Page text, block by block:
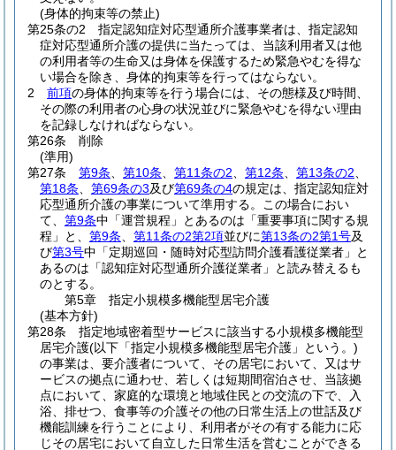
(身体的拘束等の禁止)
第25条の2
指定認知症対応型通所介護事業者は、指定認知
症対応型通所介護の提供に当たっては、当該利用者又は他
の利用者等の生命又は身体を保護するため緊急やむを得な
い場合を除き、身体的拘束等を行ってはならない。
2
前項の身体的拘束等を行う場合には、その態様及び時間、
その際の利用者の心身の状況並びに緊急やむを得ない理由
を記録しなければならない。
第26条
削除
(準用)
第27条
第9条 第10条 第11条の2 第12条 第13条の2
第18条
第69条の3及び第69条の4の規定は、指定認知症対
応型通所介護の事業について準用する。
この場合におい
て、 第9条中「運営規程」とあるのは「重要事項に関する規
程」と、 第9条 第11条の2第2項並びに第13条の2第1号及
び第3号中「定期巡回・随時対応型訪問介護看護従業者」と
あるのは「認知症対応型通所介護従業者」と読み替えるも
のとする。
第5章
指定小規模多機能型居宅介護
(基本方針)
第28条
指定地域密着型サービスに該当する小規模多機能型
居宅介護(以下「指定小規模多機能型居宅介護」という。)
の事業は、要介護者について、その居宅において、又はサ
ービスの拠点に通わせ、若しくは短期間宿泊させ、当該拠
点において、家庭的な環境と地域住民との交流の下で、入
浴、排せつ、食事等の介護その他の日常生活上の世話及び
機能訓練を行うことにより、利用者がその有する能力に応
じその居宅において自立した日常生活を営むことができる